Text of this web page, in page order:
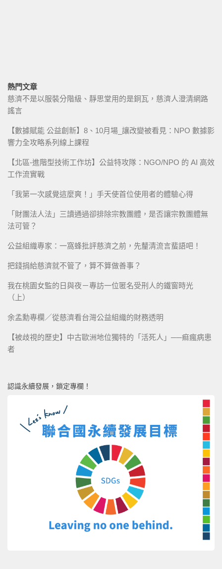
熱門文章
慈濟不是以服裝分階級、靜思堂用的是銅瓦，慈濟人澄清網路
謠言
【數據賦能 公益創新】8、10月場_讓改變被看見：NPO 數據影
響力全攻略系列線上課程
【北區-進階型技術工作坊】公益特攻隊：NGO/NPO 的 AI 高效
工作流實戰
「我第一次感覺這麼爽！」手天使首位使用者的體驗心得
「財團法人法」三讀通過卻排除宗教團體，是否讓宗教團體無
法可管？
公益組織專家：一窩蜂批評慈濟之前，先釐清流言蜚語吧！
把錢捐給慈濟就不管了，算不算做善事？
我在桃園女監的日與夜－專訪一位匿名受刑人的鐵窗時光
（上）
余孟勳專欄／從慈濟看台灣公益組織的財務透明
【被歧視的歷史】中古歐洲地位獨特的「活死人」──痲瘋病患
者
認識永續發展，鎖定專欄！